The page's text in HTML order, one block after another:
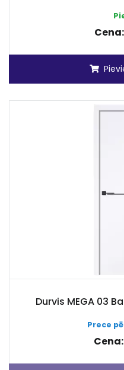
Cena:
Durvis MEGA 03
Prece
Cena: